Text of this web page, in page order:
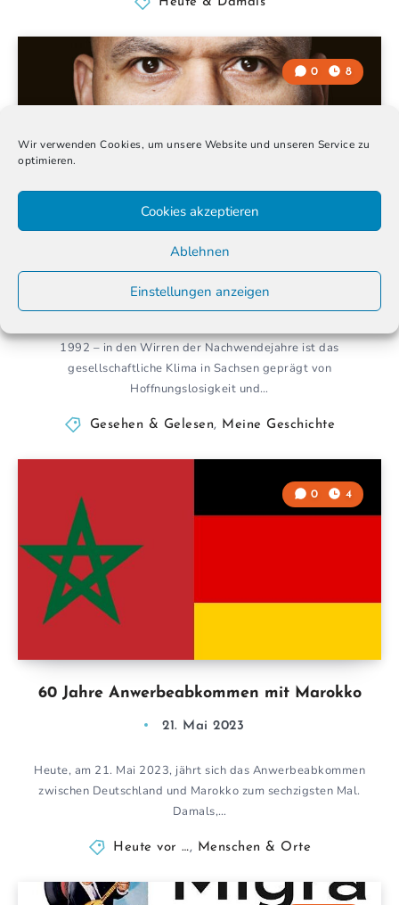
Wir verwenden Cookies, um unsere Website und unseren Service zu
optimieren.
Cookies akzeptieren
Ablehnen
Einstellungen anzeigen
Samuel Meffire: „Ich, ein Sachse“
0 8
1992 – in den Wirren der Nachwendejahre ist das
gesellschaftliche Klima in Sachsen geprägt von
Hoffnungslosigkeit und…
Gesehen & Gelesen, Meine Geschichte
60 Jahre Anwerbeabkommen mit Marokko
0 4
21. Mai 2023
Heute, am 21. Mai 2023, jährt sich das Anwerbeabkommen
zwischen Deutschland und Marokko zum sechzigsten Mal.
Damals,…
Heute vor …, Menschen & Orte